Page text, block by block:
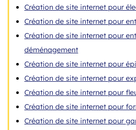
Création de site internet pour
Création de site internet pour
Création de site internet pour
déménagement
Création de site internet pour
Création de site internet pour
Création de site internet pour
Création de site internet pour
Création de site internet pour